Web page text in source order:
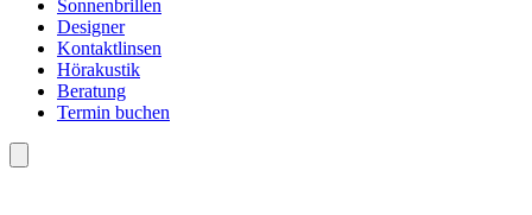
Sonnenbrillen
Designer
Kontaktlinsen
Hörakustik
Beratung
Termin buchen